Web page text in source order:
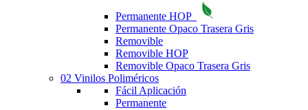
Permanente HOP
Permanente Opaco Trasera Gris
Removible
Removible HOP
Removible Opaco Trasera Gris
02 Vinilos Poliméricos
Fácil Aplicación
Permanente